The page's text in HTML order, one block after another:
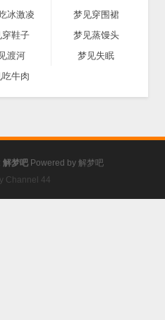
冰激凌
梦见穿围裙
穿鞋子
梦见蒸馒头
渡河
梦见失眠
吃牛肉
解梦吧 Powered by 解梦吧
Channel 44